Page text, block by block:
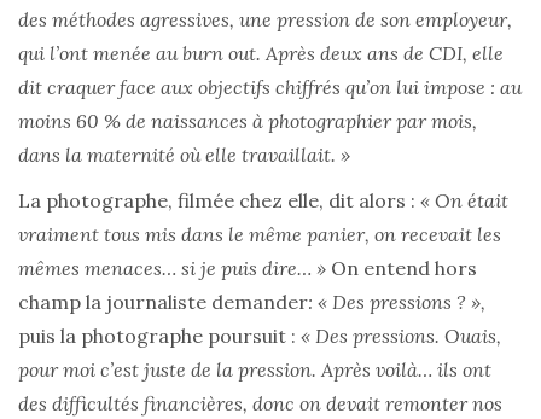
des méthodes agressives, une pression de son employeur,
qui l’ont menée au burn out. Après deux ans de CDI, elle
dit craquer face aux objectifs chiffrés qu’on lui impose : au
moins 60 % de naissances à photographier par mois,
dans la maternité où elle travaillait. »
La photographe, filmée chez elle, dit alors : « On était
vraiment tous mis dans le même panier, on recevait les
mêmes menaces… si je puis dire… » On entend hors
champ la journaliste demander: « Des pressions ? »,
puis la photographe poursuit : « Des pressions. Ouais,
pour moi c’est juste de la pression. Après voilà… ils ont
des difficultés financières, donc on devait remonter nos